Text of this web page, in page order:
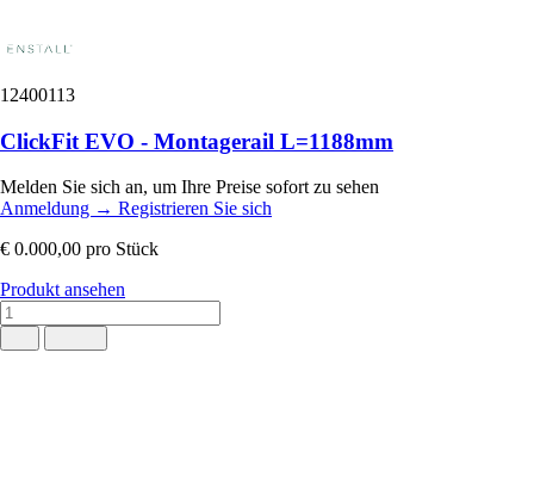
12400113
ClickFit EVO - Montagerail L=1188mm
Melden Sie sich an, um Ihre Preise sofort zu sehen
Anmeldung → Registrieren Sie sich
€ 0.000,00 pro Stück
Produkt ansehen